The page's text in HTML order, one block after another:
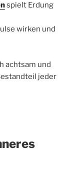
spielt Erdung
wirken und
achtsam und
jeder